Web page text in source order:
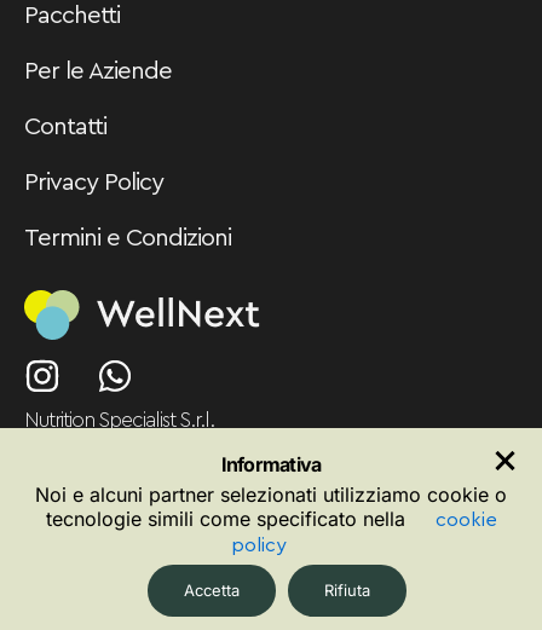
Pacchetti
Per le Aziende
Contatti
Privacy Policy
Termini e Condizioni
I
n
s
a
g
W
h
a
s
a
Nutrition Specialist S.r.l.
Piazzale Cadorna n. 2, Milano (MI)
C.F. e partita IVA 11844420965
Informativa
Noi e alcuni partner selezionati utilizziamo cookie o
tecnologie simili come specificato nella
cookie
policy
Accetta Rifiuta